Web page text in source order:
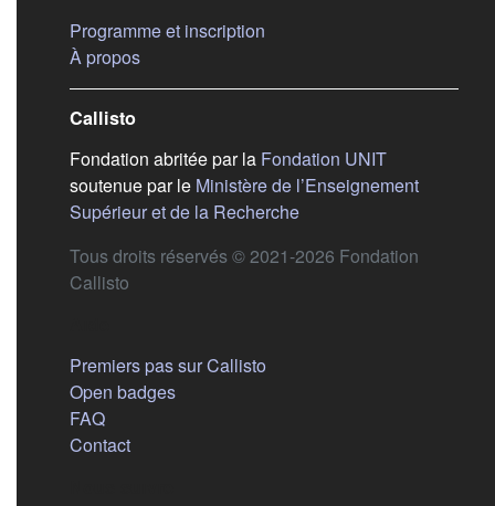
Programme et inscription
À propos(s'ouvre dans un nouvel onglet)
Callisto
Fondation abritée par la Fondation UNIT(s'ouvre
soutenue par le Ministère de l’Enseignement
Supérieur et de la Recherche(s'ouvre dans un nouvel
Tous droits réservés © 2021-2026 Fondation
Callisto
Premiers pas sur Callisto
Open badges
FAQ
Contact